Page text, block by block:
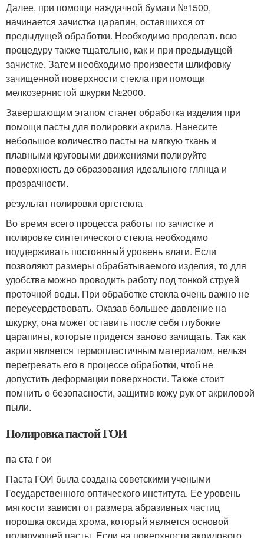
Далее, при помощи наждачной бумаги №1500,
начинается зачистка царапин, оставшихся от
предыдущей обработки. Необходимо проделать всю
процедуру также тщательно, как и при предыдущей
зачистке. Затем необходимо произвести шлифовку
зачищенной поверхности стекла при помощи
мелкозернистой шкурки №2000.
Завершающим этапом станет обработка изделия при
помощи пасты для полировки акрила. Нанесите
небольшое количество пасты на мягкую ткань и
плавными круговыми движениями полируйте
поверхность до образования идеального глянца и
прозрачности.
результат полировки оргстекла
Во время всего процесса работы по зачистке и
полировке синтетического стекла необходимо
поддерживать постоянный уровень влаги. Если
позволяют размеры обрабатываемого изделия, то для
удобства можно проводить работу под тонкой струей
проточной воды. При обработке стекла очень важно не
переусердствовать. Оказав большее давление на
шкурку, она может оставить после себя глубокие
царапины, которые придется заново зачищать. Так как
акрил является термопластичным материалом, нельзя
перегревать его в процессе обработки, чтоб не
допустить деформации поверхности. Также стоит
помнить о безопасности, защитив кожу рук от акриловой
пыли.
Полировка пастой ГОИ
па ста г ои
Паста ГОИ была создана советскими учеными
Государственного оптического института. Ее уровень
мягкости зависит от размера абразивных частиц
порошка оксида хрома, который является основой